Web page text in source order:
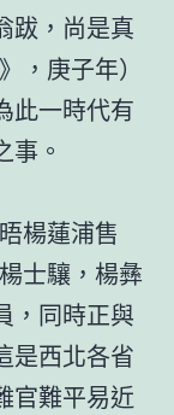
跋，尚是真
，庚子年）
此一時代有
事。
楊蓮浦售
士驤，楊彝
，同時正與
是西北各省
官難平易近